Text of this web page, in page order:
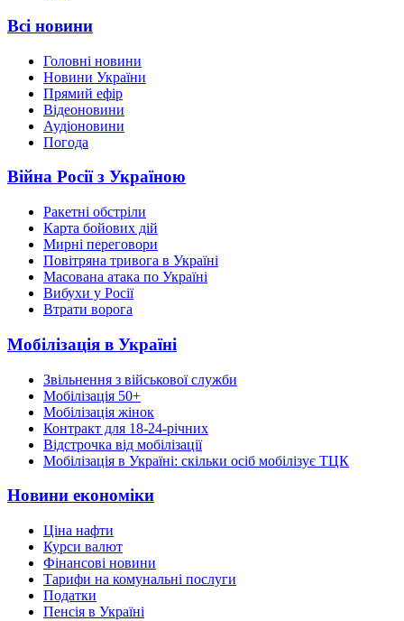
Всі новини
Головні новини
Новини України
Прямий ефір
Відеоновини
Аудіоновини
Погода
Війна Росії з Україною
Ракетні обстріли
Карта бойових дій
Мирні переговори
Повітряна тривога в Україні
Масована атака по Україні
Вибухи у Росії
Втрати ворога
Мобілізація в Україні
Звільнення з військової служби
Мобілізація 50+
Мобілізація жінок
Контракт для 18-24-річних
Відстрочка від мобілізації
Мобілізація в Україні: скільки осіб мобілізує ТЦК
Новини економіки
Ціна нафти
Курси валют
Фінансові новини
Тарифи на комунальні послуги
Податки
Пенсія в Україні